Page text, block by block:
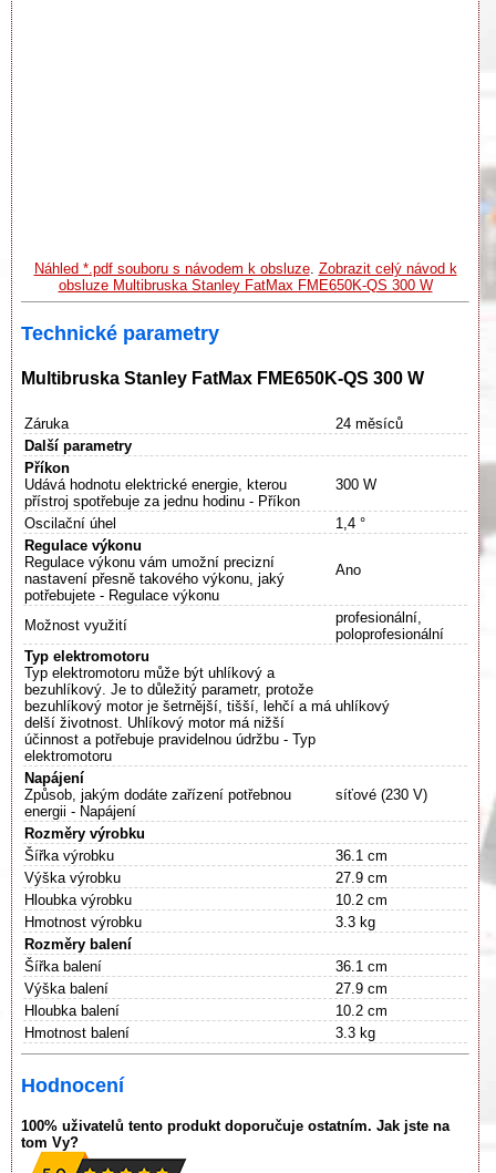
Náhled *.pdf souboru s návodem k obsluze. Zobrazit celý návod k
obsluze Multibruska Stanley FatMax FME650K-QS 300 W
Technické parametry
Multibruska Stanley FatMax FME650K-QS 300 W
Záruka
24 měsíců
Další parametry
Příkon
Udává hodnotu elektrické energie, kterou
přístroj spotřebuje za jednu hodinu - Příkon
300 W
Oscilační úhel
1,4 °
Regulace výkonu
Regulace výkonu vám umožní precizní
nastavení přesně takového výkonu, jaký
potřebujete - Regulace výkonu
Ano
Možnost využití
profesionální,
poloprofesionální
Typ elektromotoru
Typ elektromotoru může být uhlíkový a
bezuhlíkový. Je to důležitý parametr, protože
bezuhlíkový motor je šetrnější, tišší, lehčí a má
delší životnost. Uhlíkový motor má nižší
účinnost a potřebuje pravidelnou údržbu - Typ
elektromotoru
uhlíkový
Napájení
Způsob, jakým dodáte zařízení potřebnou
energii - Napájení
síťové (230 V)
Rozměry výrobku
Šířka výrobku
36.1 cm
Výška výrobku
27.9 cm
Hloubka výrobku
10.2 cm
Hmotnost výrobku
3.3 kg
Rozměry balení
Šířka balení
36.1 cm
Výška balení
27.9 cm
Hloubka balení
10.2 cm
Hmotnost balení
3.3 kg
Hodnocení
100% uživatelů tento produkt doporučuje ostatním. Jak jste na
tom Vy?